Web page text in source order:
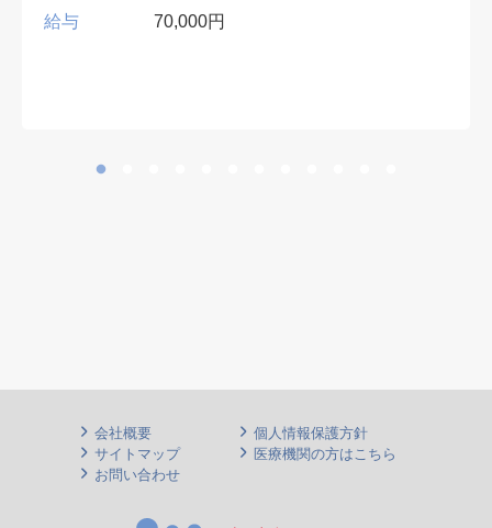
給与
70,000円
会社概要
個人情報保護方針
サイトマップ
医療機関の方はこちら
お問い合わせ